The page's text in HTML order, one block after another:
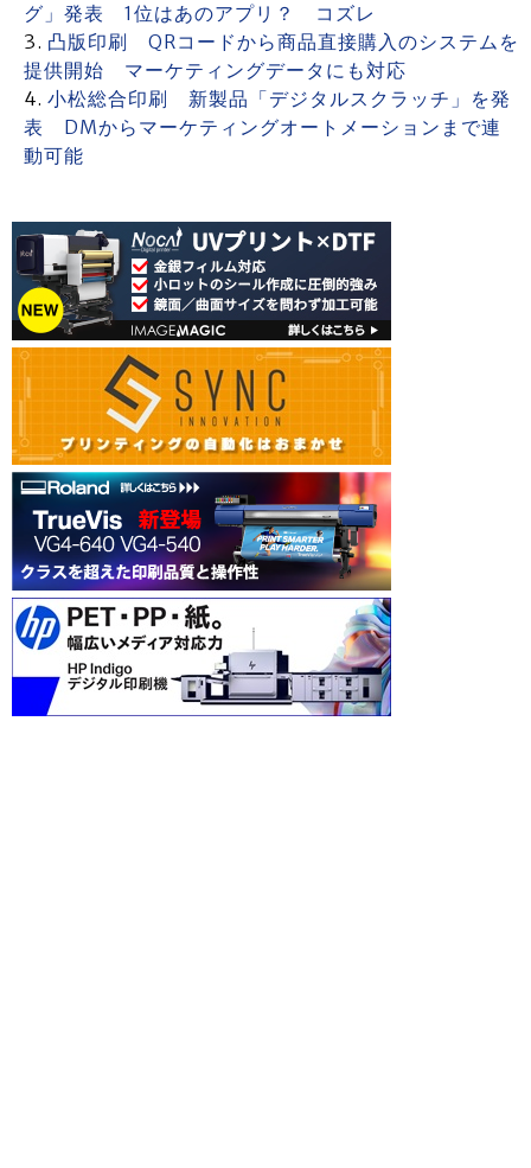
グ」発表 1位はあのアプリ？ コズレ
凸版印刷 QRコードから商品直接購入のシステムを
提供開始 マーケティングデータにも対応
小松総合印刷 新製品「デジタルスクラッチ」を発
表 DMからマーケティングオートメーションまで連
動可能